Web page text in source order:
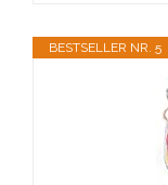
BESTSELLER NR. 5